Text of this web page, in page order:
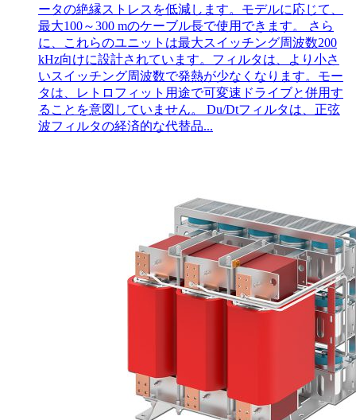
ータの絶縁ストレスを低減します。モデルに応じて、
最大100～300 mのケーブル長で使用できます。 さら
に、これらのユニットは最大スイッチング周波数200
kHz向けに設計されています。フィルタは、より小さ
いスイッチング周波数で発熱が少なくなります。モー
タは、レトロフィット用途で可変速ドライブと併用す
ることを意図していません。 Du/Dtフィルタは、正弦
波フィルタの経済的な代替品...